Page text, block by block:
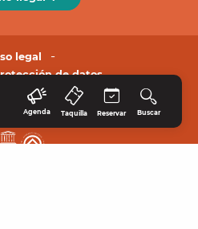
Agenda Taquilla Reservar Buscar
legal
de datos.